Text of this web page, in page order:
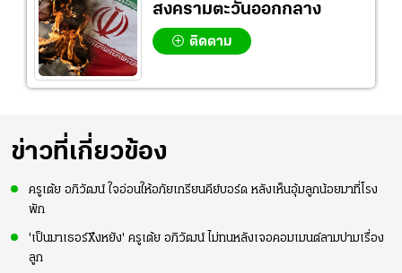
สงครามตะวันออกกลาง
ติดตาม
ข่าวที่เกี่ยวข้อง
ครูเต้ย อภิวัฒน์ ใจอ่อนให้อภัยเกรียนคีย์บอร์ด หลังเห็นอุ้มลูกน้อยมาที่โรง
พัก
'เป็นมาเธอร์Xึงหยัง' ครูเต้ย อภิวัฒน์ ไม่ทนหลังเจอคอมเมนต์ลามปามเรื่อง
ลูก